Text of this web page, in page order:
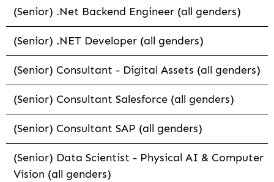
(Senior) .Net Backend Engineer (all genders)
(Senior) .NET Developer (all genders)
(Senior) Consultant - Digital Assets (all genders)
(Senior) Consultant Salesforce (all genders)
(Senior) Consultant SAP (all genders)
(Senior) Data Scientist - Physical AI & Computer
Vision (all genders)